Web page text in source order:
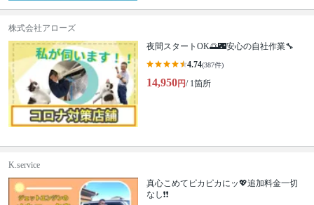
株式会社アローズ
夜間スタートOK🌅🌃安心の自社作業🔧
4.74(387件)
14,950円/ 1箇所
K.service
真心こめてピカピカにッ💖追加料金一切
なし❗️❗️